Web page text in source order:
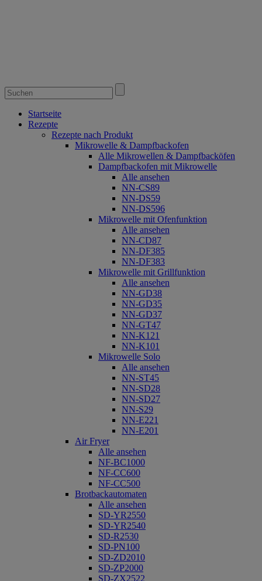
Startseite
Rezepte
Rezepte nach Produkt
Mikrowelle & Dampfbackofen
Alle Mikrowellen & Dampfbacköfen
Dampfbackofen mit Mikrowelle
Alle ansehen
NN-CS89
NN-DS59
NN-DS596
Mikrowelle mit Ofenfunktion
Alle ansehen
NN-CD87
NN-DF385
NN-DF383
Mikrowelle mit Grillfunktion
Alle ansehen
NN-GD38
NN-GD35
NN-GD37
NN-GT47
NN-K121
NN-K101
Mikrowelle Solo
Alle ansehen
NN-ST45
NN-SD28
NN-SD27
NN-S29
NN-E221
NN-E201
Air Fryer
Alle ansehen
NF-BC1000
NF-CC600
NF-CC500
Brotbackautomaten
Alle ansehen
SD-YR2550
SD-YR2540
SD-R2530
SD-PN100
SD-ZD2010
SD-ZP2000
SD-ZX2522